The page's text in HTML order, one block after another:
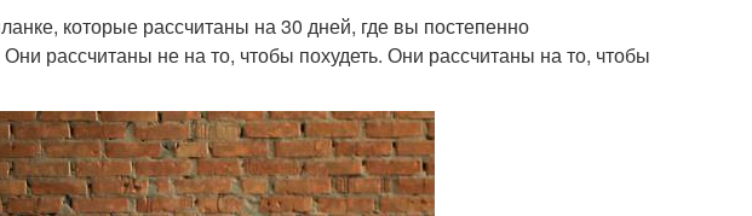
которые рассчитаны на 30 дней, где вы постепенно
рассчитаны не на то, чтобы похудеть. Они рассчитаны на то, чтобы